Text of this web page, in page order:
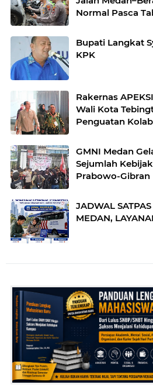
Normal Pasca
Bupati Langkat
KPK
Rakernas
Wali Kota
Penguatan
GMNI Medan
Sejumlah
Prabowo-Gibran
JADWAL SATPAS POLRESTABES
MEDAN,